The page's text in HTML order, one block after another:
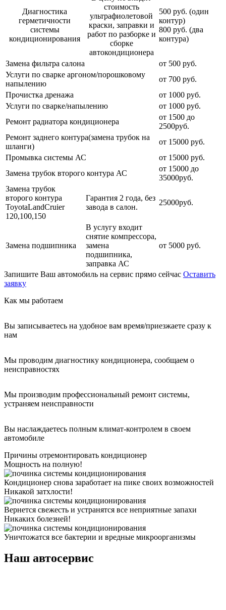
Диагностика
герметичности
системы
кондиционирования
стоимость
ультрафиолетовой
краски, заправки и
работ по разборке и
сборке
автокондиционера
500 руб. (один
контур)
800 руб. (два
контура)
Замена фильтра салона
от 500 руб.
Услуги по сварке аргоном/порошковому
напылению
от 700 руб.
Прочистка дренажа
от 1000 руб.
Услуги по сварке/напылению
от 1000 руб.
Ремонт радиатора кондиционера
от 1500 до
2500руб.
Ремонт заднего контура(замена трубок на
шланги)
от 15000 руб.
Промывка системы АС
от 15000 руб.
Замена трубок второго контура АС
от 15000 до
35000руб.
Замена трубок
второго контура
ToyotaLandCruier
120,100,150
Гарантия 2 года, без
завода в салон.
25000руб.
Замена подшипника
В услугу входит
снятие компрессора,
замена
подшипника,
заправка АС
от 5000 руб.
Запишите Ваш автомобиль на сервис прямо сейчас Оставить
заявку
Как мы работаем
Вы записываетесь на удобное вам время/приезжаете сразу к
нам
Мы проводим диагностику кондиционера, сообщаем о
неисправностях
Мы производим профессиональный ремонт системы,
устраняем неисправности
Вы наслаждаетесь полным климат-контролем в своем
автомобиле
Причины отремонтировать кондиционер
Мощность на полную!
Кондиционер снова заработает на пике своих возможностей
Никакой затхлости!
Вернется свежесть и устранятся все неприятные запахи
Никаких болезней!
Уничтожатся все бактерии и вредные микроорганизмы
Наш автосервис